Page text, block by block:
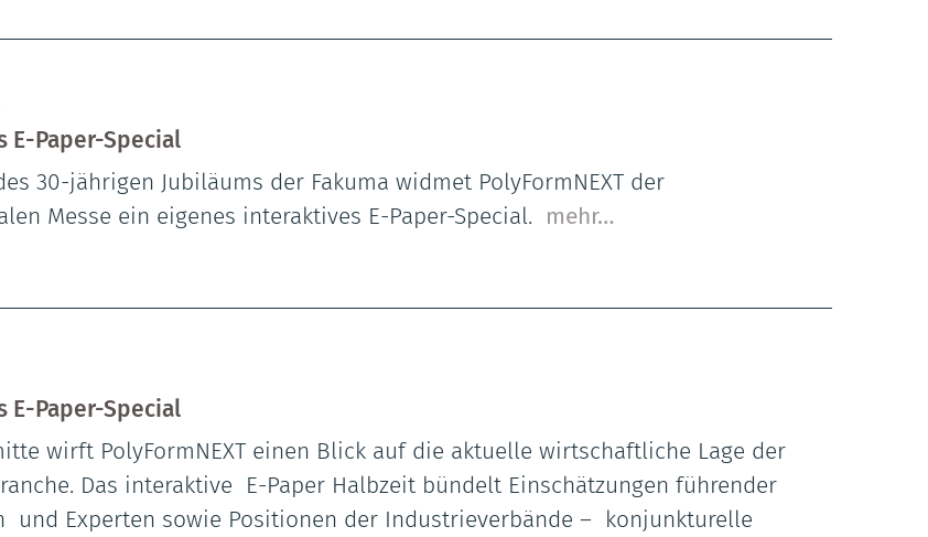
E-Paper-Special
30-jährigen Jubiläums der Fakuma widmet PolyFormNEXT der
Messe ein eigenes interaktives E-Paper-Special. mehr…
E-Paper-Special
wirft PolyFormNEXT einen Blick auf die aktuelle wirtschaftliche Lage der
Das interaktive E-Paper Halbzeit bündelt Einschätzungen führender
und Experten sowie Positionen der Industrieverbände – konjunkturelle